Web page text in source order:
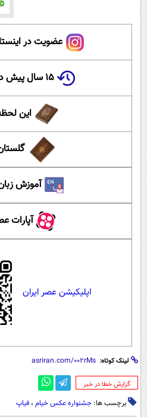
عضویت در
۱۵ سال پیش در چنین روزی
این
آموزش
آپارات
اپلیکیشن عصر ایران
لینک کوتاه:
‌گزارش خطا در خبر
برچسب ها: جشنواره عکس خیام ، فیاپ